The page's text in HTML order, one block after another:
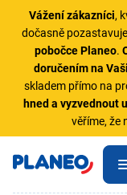
Vážení zákazníci,
dočasně
pobočce Planeo.
doručením na
skladem přímo na
hned a vyzvednout
věříme, že